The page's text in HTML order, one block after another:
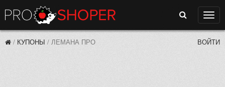
Поиск
/ КУПОНЫ / ЛЕМАНА ПРО ВОЙТИ